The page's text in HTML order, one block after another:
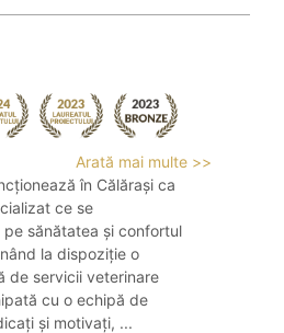
Arată mai multe >>
în Călărași ca
ce se
sănătatea și confortul
la dispoziție o
de servicii veterinare
cu o echipă de
și motivați, ...